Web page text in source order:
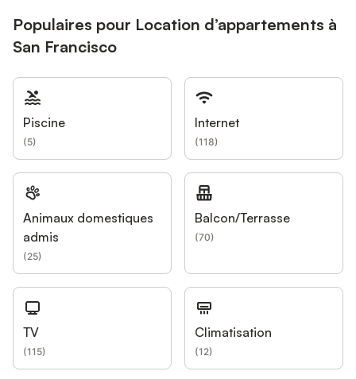
Populaires pour Location d’appartements à
San Francisco
Piscine
(5)
Internet
(118)
Animaux domestiques
admis
(25)
Balcon/Terrasse
(70)
TV
(115)
Climatisation
(12)